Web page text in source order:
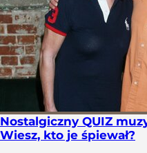
Nostalgiczny QUIZ
Wiesz, kto je śpiewał?